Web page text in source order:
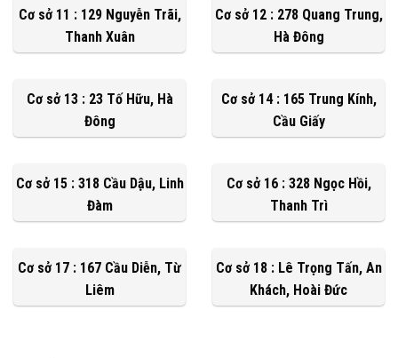
Cơ sở 11 : 129 Nguyễn Trãi,
Thanh Xuân
Cơ sở 12 : 278 Quang Trung,
Hà Đông
Cơ sở 13 : 23 Tố Hữu, Hà
Đông
Cơ sở 14 : 165 Trung Kính,
Cầu Giấy
Cơ sở 15 : 318 Cầu Dậu, Linh
Đàm
Cơ sở 16 : 328 Ngọc Hồi,
Thanh Trì
Cơ sở 17 : 167 Cầu Diễn, Từ
Liêm
Cơ sở 18 : Lê Trọng Tấn, An
Khách, Hoài Đức